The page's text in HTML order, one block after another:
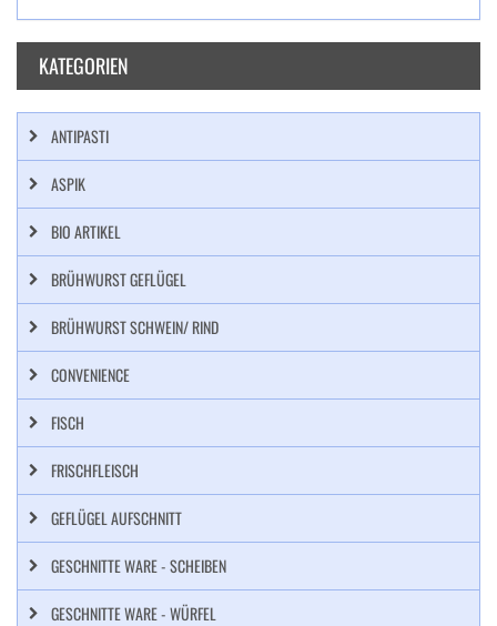
KATEGORIEN
ANTIPASTI
ASPIK
BIO ARTIKEL
BRÜHWURST GEFLÜGEL
BRÜHWURST SCHWEIN/ RIND
CONVENIENCE
FISCH
FRISCHFLEISCH
GEFLÜGEL AUFSCHNITT
GESCHNITTE WARE - SCHEIBEN
GESCHNITTE WARE - WÜRFEL